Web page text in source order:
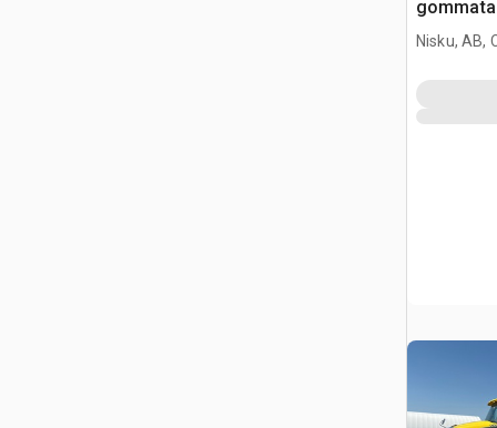
gommata
Nisku, AB,